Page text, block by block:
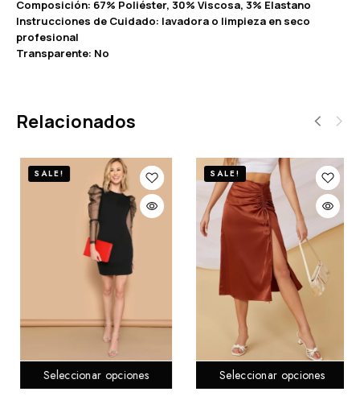
Composición: 67% Poliéster, 30% Viscosa, 3% Elastano
Instrucciones de Cuidado: lavadora o limpieza en seco
profesional
Transparente: No
Relacionados
Seleccionar opciones
SALE!
Seleccionar opciones
SALE!